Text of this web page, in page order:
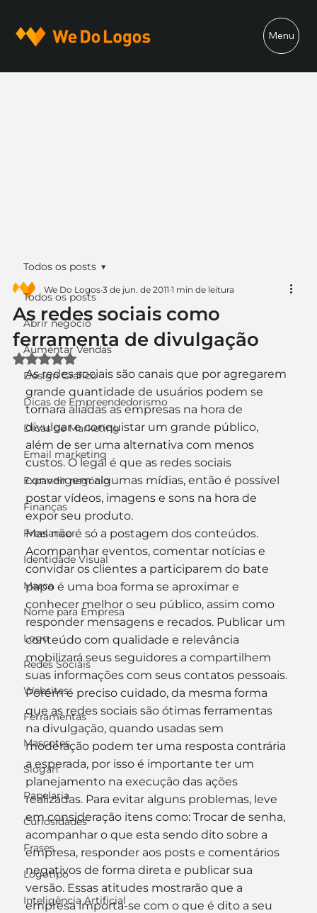
Menu
Todos os posts
Abrir negócio
Aumentar Vendas
Design Gráfico
Dicas de Empreendedorismo
Dicas de Marketing
Email marketing
Expandir negócio
Finanças
Freelancer
Identidade Visual
Marca
Nome para Empresa
Logo
Redes Sociais
Websites
Ferramentas
Mascotes
Slogan
Papelaria
Curiosidades
Frases
Logotipo
Inteligência Artificial
Todos os posts
As redes sociais como
ferramenta de divulgação
We Do Logos 3 de jun. de 2011 1 min de leitura
Avaliado com NaN de 5 estrelas.
As redes sociais são canais que por agregarem
grande quantidade de usuários podem se
tornara aliadas as empresas na hora de
divulgar e conquistar um grande público,
além de ser uma alternativa com menos
custos. O legal é que as redes sociais
convergem algumas mídias, então é possível
postar vídeos, imagens e sons na hora de
expor seu produto.
Mas não é só a postagem dos conteúdos.
Acompanhar eventos, comentar notícias e
convidar os clientes a participarem do bate
papo é uma boa forma se aproximar e
conhecer melhor o seu público, assim como
responder mensagens e recados. Publicar um
conteúdo com qualidade e relevância
mobilizará seus seguidores a compartilhem
suas informações com seus contatos pessoais.
Porém é preciso cuidado, da mesma forma
que as redes sociais são ótimas ferramentas
na divulgação, quando usadas sem
moderação podem ter uma resposta contrária
a esperada, por isso é importante ter um
planejamento na execução das ações
realizadas. Para evitar alguns problemas, leve
em consideração itens como: Trocar de senha,
acompanhar o que esta sendo dito sobre a
empresa, responder aos posts e comentários
negativos de forma direta e publicar sua
versão. Essas atitudes mostrarão que a
empresa importa-se com o que é dito a seu